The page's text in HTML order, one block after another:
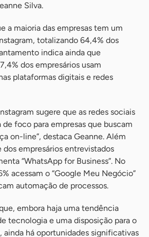
Silva.
a maioria das empresas tem um
totalizando 64,4% dos
indica ainda que
dos empresários usam
plataformas digitais e redes
sugere que as redes sociais
de foco para empresas que buscam
on-line”, destaca Geanne. Além
dos empresários entrevistados
“WhatsApp for Business”. No
acessam o “Google Meu Negócio”
automação de processos.
embora haja uma tendência
tecnologia e uma disposição para o
ainda há oportunidades significativas